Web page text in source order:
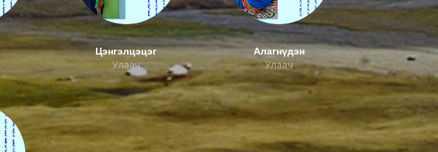
Цэнгэлцэцэг
Улаач
Алагнүдэн
Улаач